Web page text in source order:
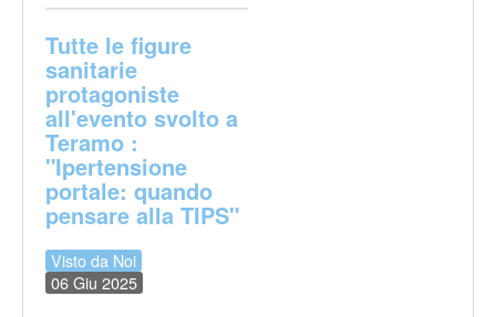
Tutte le figure
sanitarie
protagoniste
all'evento svolto a
Teramo :
"Ipertensione
portale: quando
pensare alla TIPS"
Visto da Noi
06 Giu 2025